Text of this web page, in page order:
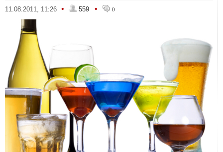
11.08.2011, 11:26 • 559 • 0